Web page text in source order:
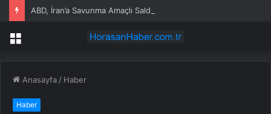
ABD, İran’a Savunma Amaçlı Saldırılar Düzenledi
Menü
Anasayfa / Haber
Haber